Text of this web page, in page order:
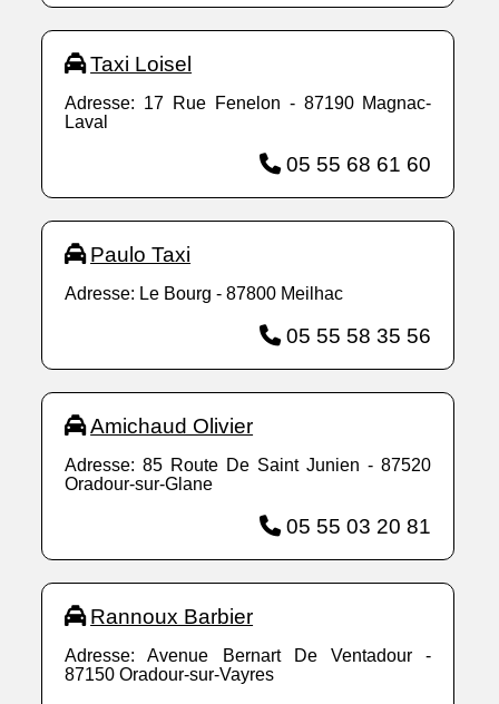
Taxi Loisel
Adresse: 17 Rue Fenelon - 87190 Magnac-
Laval
05 55 68 61 60
Paulo Taxi
Adresse: Le Bourg - 87800 Meilhac
05 55 58 35 56
Amichaud Olivier
Adresse: 85 Route De Saint Junien - 87520
Oradour-sur-Glane
05 55 03 20 81
Rannoux Barbier
Adresse: Avenue Bernart De Ventadour -
87150 Oradour-sur-Vayres